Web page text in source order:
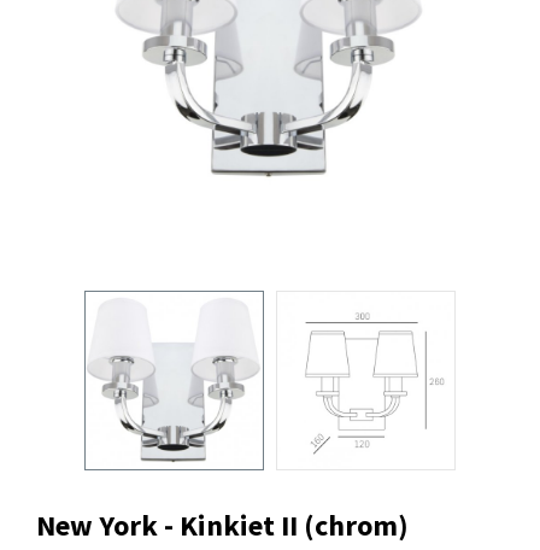
New York - Kinkiet II (chrom)